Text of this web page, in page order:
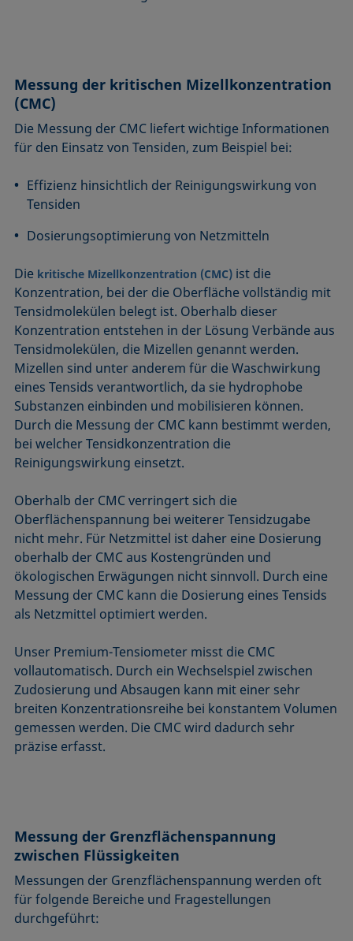
Messung der kritischen Mizellkonzentration
(CMC)
Die Messung der CMC liefert wichtige Informationen
für den Einsatz von Tensiden, zum Beispiel bei:
Effizienz hinsichtlich der Reinigungswirkung von
Tensiden
Dosierungsoptimierung von Netzmitteln
Die kritische Mizellkonzentration (CMC) ist die
Konzentration, bei der die Oberfläche vollständig mit
Tensidmolekülen belegt ist. Oberhalb dieser
Konzentration entstehen in der Lösung Verbände aus
Tensidmolekülen, die Mizellen genannt werden.
Mizellen sind unter anderem für die Waschwirkung
eines Tensids verantwortlich, da sie hydrophobe
Substanzen einbinden und mobilisieren können.
Durch die Messung der CMC kann bestimmt werden,
bei welcher Tensidkonzentration die
Reinigungswirkung einsetzt.
Oberhalb der CMC verringert sich die
Oberflächenspannung bei weiterer Tensidzugabe
nicht mehr. Für Netzmittel ist daher eine Dosierung
oberhalb der CMC aus Kostengründen und
ökologischen Erwägungen nicht sinnvoll. Durch eine
Messung der CMC kann die Dosierung eines Tensids
als Netzmittel optimiert werden.
Unser Premium-Tensiometer misst die CMC
vollautomatisch. Durch ein Wechselspiel zwischen
Zudosierung und Absaugen kann mit einer sehr
breiten Konzentrationsreihe bei konstantem Volumen
gemessen werden. Die CMC wird dadurch sehr
präzise erfasst.
Messung der Grenzflächenspannung
zwischen Flüssigkeiten
Messungen der Grenzflächenspannung werden oft
für folgende Bereiche und Fragestellungen
durchgeführt: